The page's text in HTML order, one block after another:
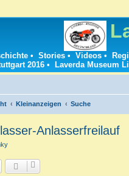
• Stories • Videos •
2016 • Laverda Museum
Kleinanzeigen Suche
Anlasserfreilauf